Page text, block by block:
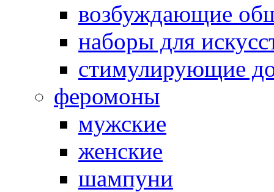
возбуждающие
наборы для
стимулирующие
феромоны
мужские
женские
шампуни